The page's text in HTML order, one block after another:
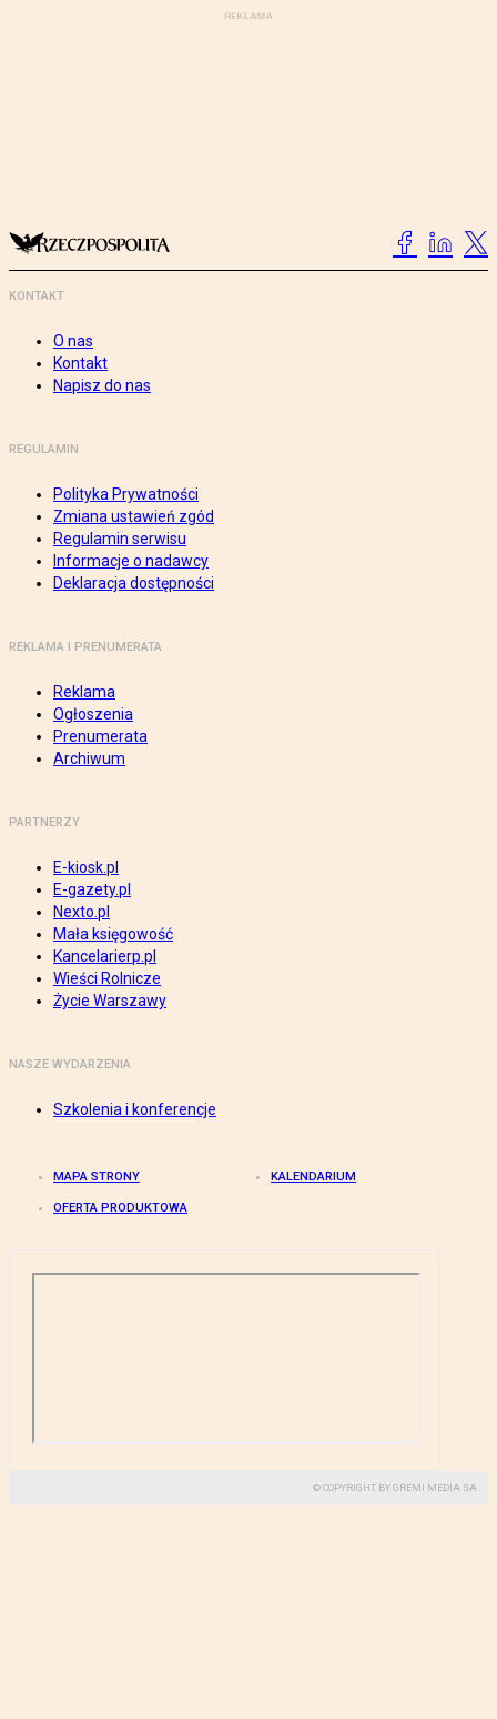
KONTAKT
O nas
Kontakt
Napisz do nas
REGULAMIN
Polityka Prywatności
Zmiana ustawień zgód
Regulamin serwisu
Informacje o nadawcy
Deklaracja dostępności
REKLAMA I PRENUMERATA
Reklama
Ogłoszenia
Prenumerata
Archiwum
PARTNERZY
E-kiosk.pl
E-gazety.pl
Nexto.pl
Mała księgowość
Kancelarierp.pl
Wieści Rolnicze
Życie Warszawy
NASZE WYDARZENIA
Szkolenia i konferencje
MAPA STRONY KALENDARIUM
OFERTA PRODUKTOWA
© COPYRIGHT BY GREMI MEDIA SA